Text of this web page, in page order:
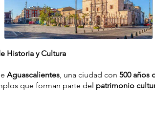
Historia y Cultura
Aguascalientes, una ciudad con 500 años
que forman parte del patrimonio